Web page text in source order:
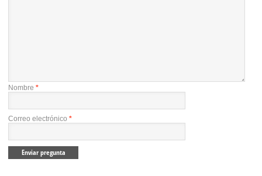
Nombre *
Correo electrónico *